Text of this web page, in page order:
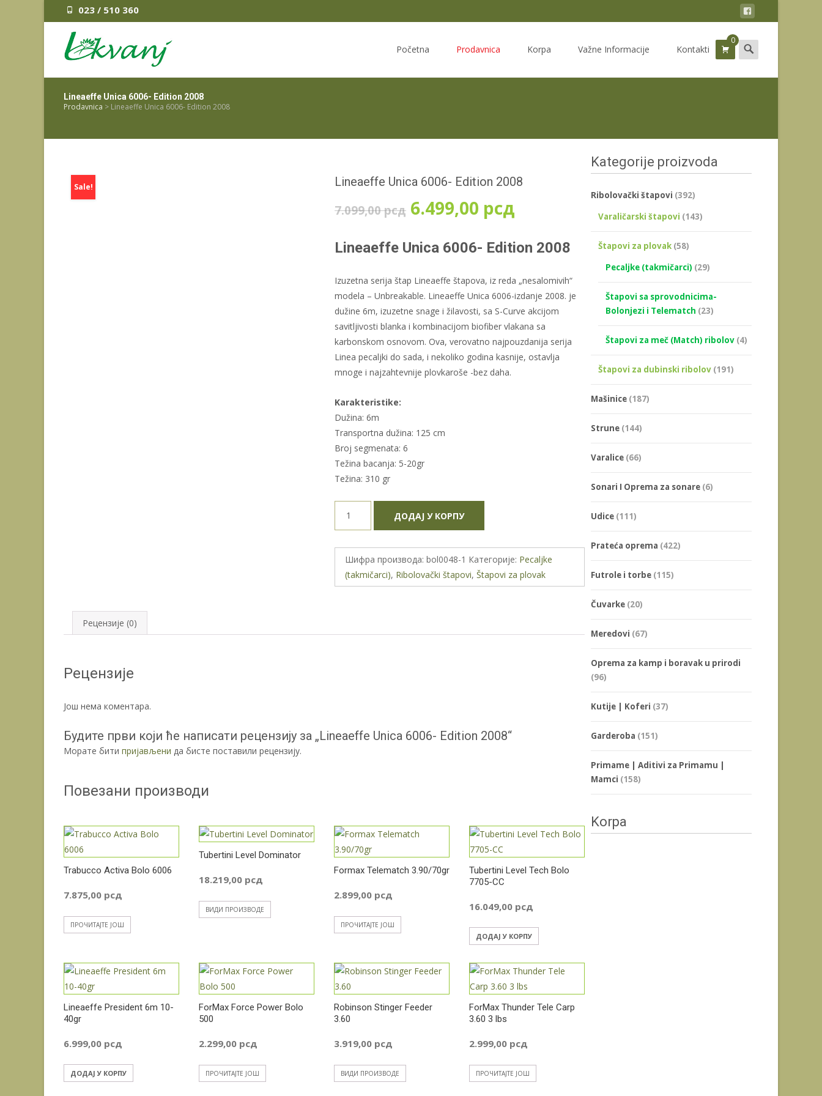
023 / 510 360
Početna Prodavnica Korpa Važne Informacije Kontakti
0 Search
for:
Lineaeffe Unica 6006- Edition 2008
Prodavnica > Lineaeffe Unica 6006- Edition 2008
Sale! Lineaeffe Unica 6006- Edition 2008
7.099,00рсд Оригинална
цена
била:
7.099,00 рсд.
6.499,00 рсд
цена
6.499,00 рсд.
Lineaeffe Unica 6006- Edition 2008
Izuzetna serija štap Lineaeffe štapova, iz reda „nesalomivih“
modela – Unbreakable. Lineaeffe Unica 6006-izdanje 2008. je
dužine 6m, izuzetne snage i žilavosti, sa S-Curve akcijom
savitljivosti blanka i kombinacijom biofiber vlakana sa
karbonskom osnovom. Ova, verovatno najpouzdanija serija
Linea pecaljki do sada, i nekoliko godina kasnije, ostavlja
mnoge i najzahtevnije plovkaroše -bez daha.
Karakteristike:
Dužina: 6m
Transportna dužina: 125 cm
Broj segmenata: 6
Težina bacanja: 5-20gr
Težina: 310 gr
Edition
2008
количина
ДОДАЈ У КОРПУ
Шифра производа:bol0048-1 Категорије: Pecaljke
(takmičarci), Ribolovački štapovi,Štapovi za plovak
Рецензије (0)
Рецензије
Још нема коментара.
Будите први који ће написати рецензију за „Lineaeffe Unica 6006- Edition 2008“
Морате бити пријављени да бисте поставили рецензију.
Повезани производи
Trabucco Activa Bolo 6006
7.875,00 рсд
ПРОЧИТАЈТЕ ЈОШ
Tubertini Level Dominator
18.219,00 рсд
ВИДИ ПРОИЗВОДЕ
Formax Telematch 3.90/70gr
2.899,00 рсд
ПРОЧИТАЈТЕ ЈОШ
Tubertini Level Tech Bolo
7705-CC
16.049,00 рсд
ДОДАЈ У КОРПУ
Lineaeffe President 6m 10-
40gr
6.999,00 рсд
ДОДАЈ У КОРПУ
ForMax Force Power Bolo
500
2.299,00 рсд
ПРОЧИТАЈТЕ ЈОШ
Robinson Stinger Feeder
3.60
3.919,00 рсд
ВИДИ ПРОИЗВОДЕ
ForMax Thunder Tele Carp
3.60 3 lbs
2.999,00 рсд
ПРОЧИТАЈТЕ ЈОШ
Kategorije proizvoda
Ribolovački štapovi (392)
Varaličarski štapovi (143)
Štapovi za plovak (58)
Pecaljke (takmičarci) (29)
Štapovi sa sprovodnicima-
Bolonjezi i Telematch (23)
Štapovi za meč (Match) ribolov (4)
Štapovi za dubinski ribolov (191)
Mašinice (187)
Strune (144)
Varalice (66)
Sonari I Oprema za sonare (6)
Udice (111)
Prateća oprema (422)
Futrole i torbe (115)
Čuvarke (20)
Meredovi (67)
Oprema za kamp i boravak u prirodi
(96)
Kutije | Koferi (37)
Garderoba (151)
Primame | Aditivi za Primamu |
Mamci (158)
Korpa